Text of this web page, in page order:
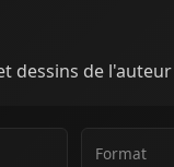
dessins de l'auteur
Format